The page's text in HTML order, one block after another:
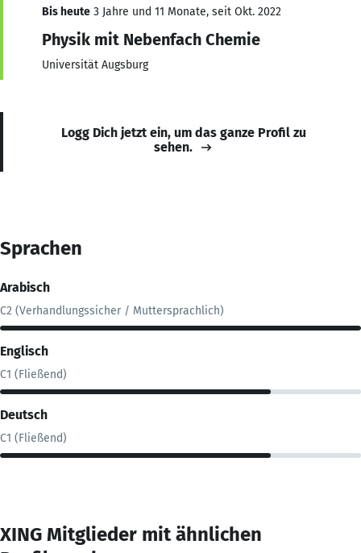
Bis heute 3 Jahre und 11 Monate, seit Okt. 2022
Physik mit Nebenfach Chemie
Universität Augsburg
Logg Dich jetzt ein, um das ganze Profil zu
sehen.
Sprachen
Arabisch
C2 (Verhandlungssicher / Muttersprachlich)
Englisch
C1 (Fließend)
Deutsch
C1 (Fließend)
XING Mitglieder mit ähnlichen